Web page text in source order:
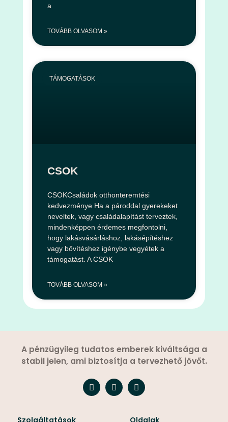
a
TOVÁBB OLVASOM »
TÁMOGATÁSOK
CSOK
CSOKCsaládok otthonteremtési
kedvezménye Ha a pároddal gyerekeket
neveltek, vagy családalapítást terveztek,
mindenképpen érdemes megfontolni,
hogy lakásvásárláshoz, lakásépítéshez
vagy bővítéshez igénybe vegyétek a
támogatást. A CSOK
TOVÁBB OLVASOM »
A pénzügyileg tudatos emberek kiváltsága a
stabil jelen, ami biztosítja a tervezhető jövőt.